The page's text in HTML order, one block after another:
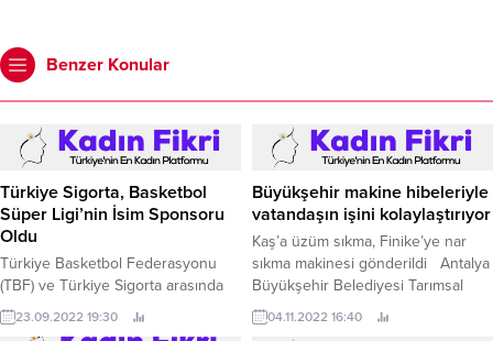
Benzer Konular
Türkiye Sigorta, Basketbol
Süper Ligi’nin İsim Sponsoru
Oldu
Türkiye Basketbol Federasyonu
(TBF) ve Türkiye Sigorta arasında
imzalanan anlaşma ile ülkemizin
sigorta ve emeklilik şirketlerinin bir
23.09.2022 19:30
Büyükşehir makine hibeleriyle
vatandaşın işini kolaylaştırıyor
Kaş’a üzüm sıkma, Finike’ye nar
sıkma makinesi gönderildi Antalya
Büyükşehir Belediyesi Tarımsal
Hizmetler Dairesi Başkanlığı
vatandaşın işini kolaylaştırmak ve
04.11.2022 16:40